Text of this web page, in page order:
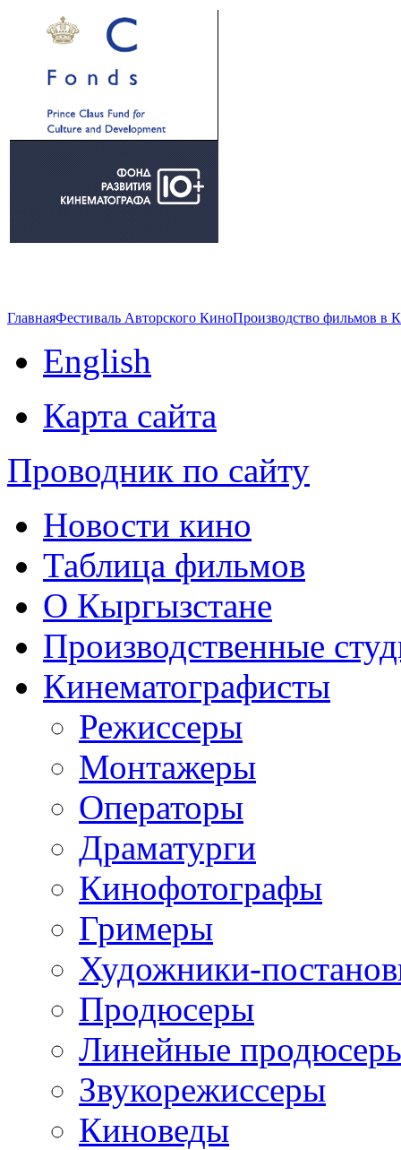
ГлавнаяФестиваль Авторского КиноПроизводство фильмов в
English
Карта сайта
Проводник по сайту
Новости кино
Таблица фильмов
О Кыргызстане
Производственные
Кинематографисты
Режиссеры
Монтажеры
Операторы
Драматурги
Кинофотографы
Гримеры
Художники-
Продюсеры
Линейные
Звукорежиссеры
Киноведы